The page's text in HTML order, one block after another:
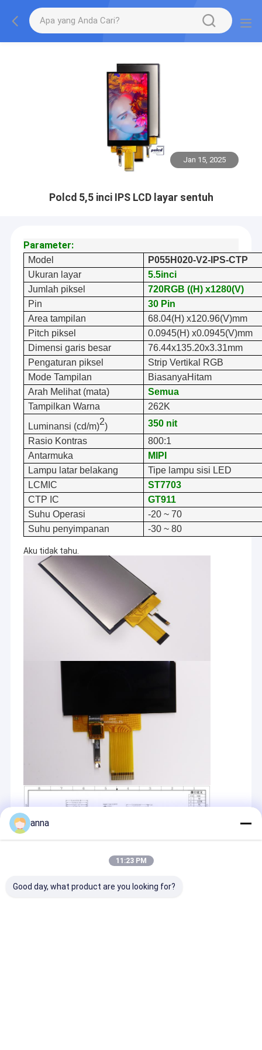
Jan 15, 2025
Polcd 5,5 inci IPS LCD layar sentuh
Parameter:
Model
P055H020-V2-IPS-CTP
Ukuran layar
5.5inci
Jumlah piksel
720RGB ((H) x1280(V)
Pin
30 Pin
Area tampilan
68.04(H) x120.96(V)mm
Pitch piksel
0.0945(H) x0.0945(V)mm
Dimensi garis besar
76.44x135.20x3.31mm
Pengaturan piksel
Strip Vertikal RGB
Mode Tampilan
BiasanyaHitam
Arah Melihat (mata)
Semua
Tampilkan Warna
262K
Luminansi (cd/m)
2
)
350 nit
Rasio Kontras
800:1
Antarmuka
MIPI
Lampu latar belakang
Tipe lampu sisi LED
LCM IC ST7703
CTP IC
GT911
Suhu Operasi
-20 ~ 70
Suhu penyimpanan
-30 ~ 80
Aku tidak tahu.
anna
11:23 PM
Good day, what product are you looking for?